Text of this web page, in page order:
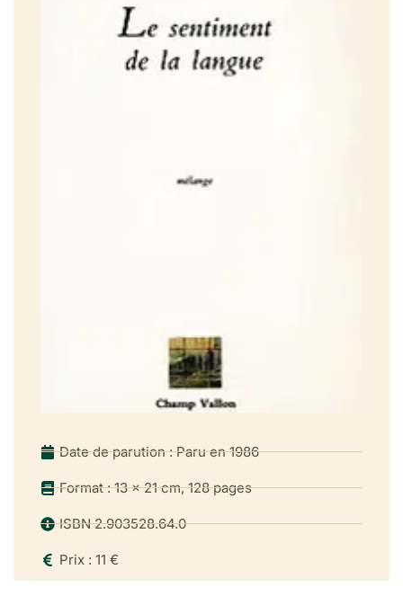
Date de parution : Paru en 1986
Format : 13 x 21 cm, 128 pages
ISBN 2.903528.64.0
Prix : 11 €